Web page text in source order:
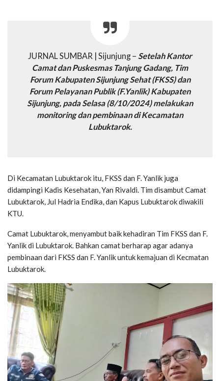
JURNAL SUMBAR | Sijunjung – Setelah Kantor
Camat dan Puskesmas Tanjung Gadang, Tim
Forum Kabupaten Sijunjung Sehat (FKSS) dan
Forum Pelayanan Publik (F.Yanlik) Kabupaten
Sijunjung, pada Selasa (8/10/2024) melakukan
monitoring dan pembinaan di Kecamatan
Lubuktarok.
Di Kecamatan Lubuktarok itu, FKSS dan F. Yanlik juga
didampingi Kadis Kesehatan, Yan Rivaldi. Tim disambut Camat
Lubuktarok, Jul Hadria Endika, dan Kapus Lubuktarok diwakili
KTU.
Camat Lubuktarok, menyambut baik kehadiran Tim FKSS dan F.
Yanlik di Lubuktarok. Bahkan camat berharap agar adanya
pembinaan dari FKSS dan F. Yanlik untuk kemajuan di Kecmatan
Lubuktarok.